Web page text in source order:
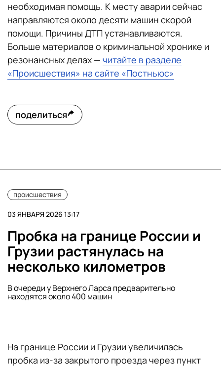
необходимая помощь. К месту аварии сейчас
направляются около десяти машин скорой
помощи. Причины ДТП устанавливаются.
Больше материалов о криминальной хронике и
резонансных делах — читайте в разделе
«Происшествия» на сайте «Постньюс»
поделиться
происшествия
03 ЯНВАРЯ 2026 13:17
Пробка на границе России и
Грузии растянулась на
несколько километров
В очереди у Верхнего Ларса предварительно
находятся около 400 машин
На границе России и Грузии увеличилась
пробка из-за закрытого проезда через пункт